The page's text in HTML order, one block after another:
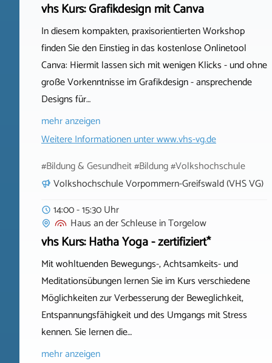
vhs Kurs: Grafikdesign mit Canva
In diesem kompakten, praxisorientierten Workshop
finden Sie den Einstieg in das kostenlose Onlinetool
Canva: Hiermit lassen sich mit wenigen Klicks - und ohne
große Vorkenntnisse im Grafikdesign - ansprechende
Designs für…
mehr anzeigen
Weitere Informationen unterwww.vhs-vg.de
#Bildung & Gesundheit #Bildung #Volkshochschule
Volkshochschule Vorpommern-Greifswald (VHS VG)
14:00 - 15:30 Uhr
Haus an der SchleuseinTorgelow
vhs Kurs: Hatha Yoga - zertifiziert*
Mit wohltuenden Bewegungs-, Achtsamkeits- und
Meditationsübungen lernen Sie im Kurs verschiedene
Möglichkeiten zur Verbesserung der Beweglichkeit,
Entspannungsfähigkeit und des Umgangs mit Stress
kennen. Sie lernen die…
mehr anzeigen